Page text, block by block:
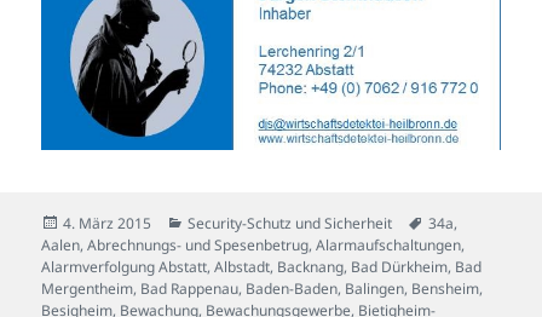
Veröffentlicht
am
4. März 2015 Kategorien
Security-Schutz und Sicherheit Schlagwörter
34a,
Aalen,Abrechnungs- und Spesenbetrug,Alarmaufschaltungen,
Alarmverfolgung Abstatt,Albstadt, Backnang, Bad Dürkheim, Bad
Mergentheim, Bad Rappenau, Baden-Baden, Balingen, Bensheim,
Besigheim, Bewachung, Bewachungsgewerbe, Bietigheim-